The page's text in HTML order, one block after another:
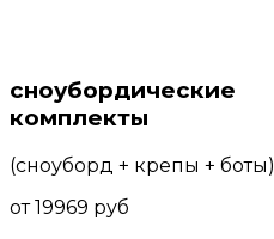
сноубордические
комплекты
(сноуборд + крепы + боты)
от 19969 руб